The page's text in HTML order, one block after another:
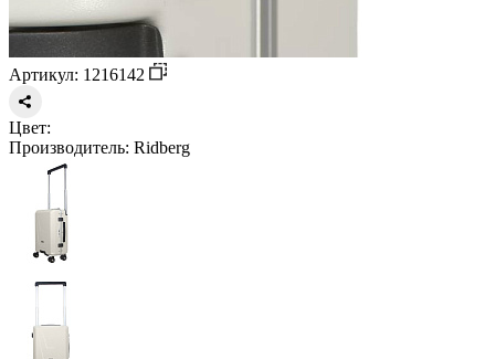
Артикул: 1216142
Цвет:
Производитель: Ridberg